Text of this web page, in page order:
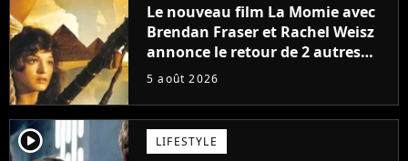
Le nouveau film La Momie avec
Brendan Fraser et Rachel Weisz
annonce le retour de 2 autres
personnages emblématiques de
5 août 2026
player2 LIFESTYLE